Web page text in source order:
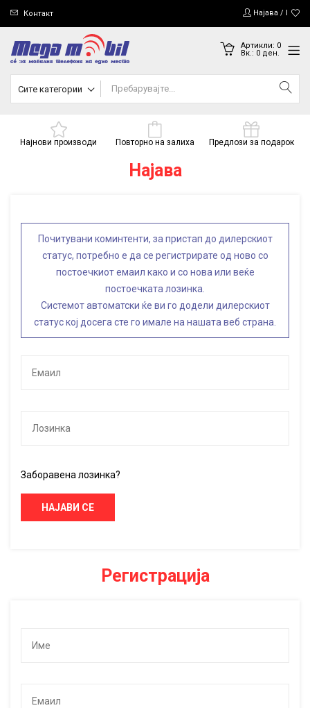
Контакт Најава /
Артикли: 0
Вк.: 0ден.
Сите категории
Најнови производи Повторно на залиха Предлози за подарок
Најава
Почитувани коминтенти, за пристап до дилерскиот
статус, потребно е да се регистрирате од ново со
постоечкиот емаил како и со нова или веќе
постоечката лозинка.
Системот автоматски ќе ви го додели дилерскиот
статус кој досега сте го имале на нашата веб страна.
Заборавена лозинка?
НАЈАВИ СЕ
Регистрација